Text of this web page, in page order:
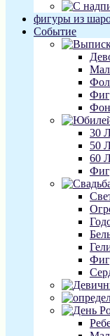
фигуры из
Событие
30
50
60